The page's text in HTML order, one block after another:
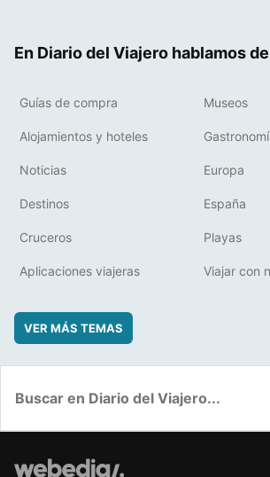
En Diario del Viajero hablamos
Guías de compra Museos
Alojamientos y hoteles
Noticias Europa
Destinos España
Cruceros Playas
Aplicaciones viajeras Viajar con
VER MÁS TEMAS